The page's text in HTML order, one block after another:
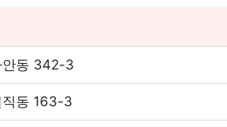
안동 342-3
직동 163-3